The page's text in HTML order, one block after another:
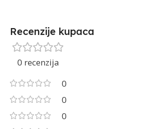
Recenzije kupaca
0 recenzija
0
0
0